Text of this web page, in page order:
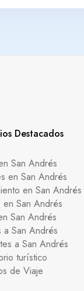
Destacados
San Andrés
en San Andrés
en San Andrés
en San Andrés
San Andrés
a San Andrés
a San Andrés
turístico
de Viaje